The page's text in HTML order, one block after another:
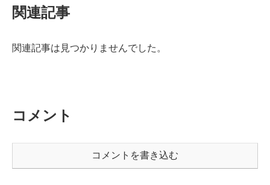
関連記事
関連記事は見つかりませんでした。
コメント
コメントを書き込む